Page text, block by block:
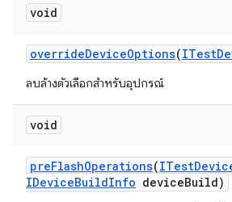
void
overrideDeviceOptions(ITest
ลบล้างตัวเลือกสำหรับอุปกรณ์
void
preFlashOperations(ITest
IDeviceBuildInfo deviceBuild)